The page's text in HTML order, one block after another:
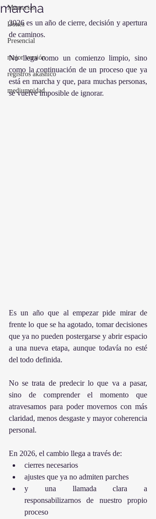
Memorias
Dones
Presencial
mejor versión
registros akashico
mediumnidad
marcha
2026 es un año de cierre, decisión y apertura
de caminos.
No llega como un comienzo limpio, sino
como la continuación de un proceso que ya
está en marcha y que, para muchas personas,
se vuelve imposible de ignorar.
Es un año que al empezar pide mirar de
frente lo que se ha agotado, tomar decisiones
que ya no pueden postergarse y abrir espacio
a una nueva etapa, aunque todavía no esté
del todo definida.
No se trata de predecir lo que va a pasar,
sino de comprender el momento que
atravesamos para poder movernos con más
claridad, menos desgaste y mayor coherencia
personal.
En 2026, el cambio llega a través de:
cierres necesarios
ajustes que ya no admiten parches
y una llamada clara a
responsabilizarnos de nuestro propio
proceso